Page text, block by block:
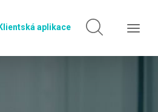
Klientská aplikace
jen v
jen vodbornostech